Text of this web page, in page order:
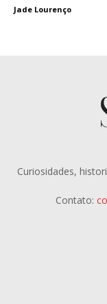
Jade Lourenço
Curiosidades,
Contato: